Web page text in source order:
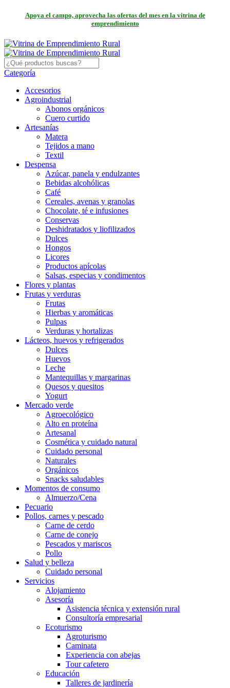
Apoya el campo, aprovecha las ofertas del mes en la vitrina de
emprendimiento
Categoría
Accesorios
Agroindustrial
Abonos orgánicos
Cuero curtido
Artesanías
Matera
Tejidos a mano
Textil
Despensa
Azúcar, panela y endulzantes
Bebidas alcohólicas
Café
Cereales, avenas y granolas
Chocolate, té e infusiones
Conservas
Deshidratados y liofilizados
Dulces
Hongos
Licores
Productos apícolas
Salsas, especias y condimentos
Flores y plantas
Frutas y verduras
Frutas
Hierbas y aromáticas
Pulpas
Verduras y hortalizas
Lácteos, huevos y refrigerados
Dulces
Huevos
Leche
Mantequillas y margarinas
Quesos y quesitos
Yogurt
Mercado verde
Agroecológico
Alto en proteína
Artesanal
Cosmética y cuidado natural
Cuidado personal
Naturales
Orgánicos
Snacks saludables
Momentos de consumo
Almuerzo/Cena
Pecuario
Pollos, carnes y pescado
Carne de cerdo
Carne de conejo
Pescados y mariscos
Pollo
Salud y belleza
Cuidado personal
Servicios
Alojamiento
Asesoría
Asistencia técnica y extensión rural
Consultoría empresarial
Ecoturismo
Agroturismo
Caminata
Experiencia con abejas
Tour cafetero
Educación
Talleres de jardinería